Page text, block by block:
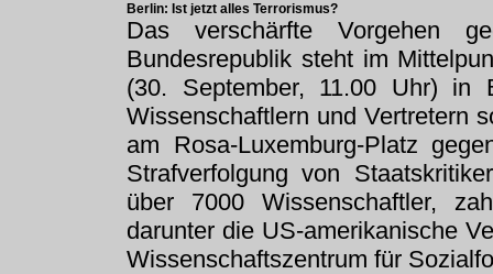
Berlin: Ist jetzt alles Terrorismus?
Das verschärfte Vorgehen
Bundesrepublik steht im
(30. September, 11.00 Uhr) in
Wissenschaftlern und Vertretern
am Rosa-Luxemburg-Platz
Strafverfolgung von
über 7000 Wissenschaftler,
darunter die US-amerikanische
Wissenschaftszentrum für